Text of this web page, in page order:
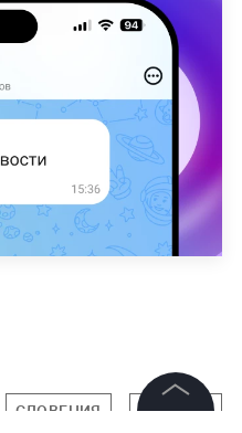
СЛОВЕНИЯ УКРАИНА